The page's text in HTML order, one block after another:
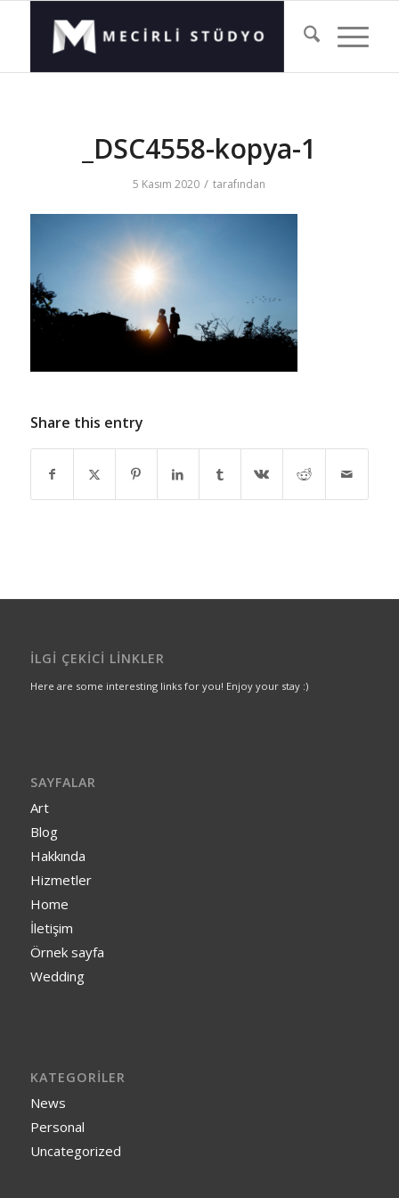
_DSC4558-kopya-1
5 Kasım 2020 / tarafından
Share this entry
İLGI ÇEKICI LINKLER
Here are some interesting links for you! Enjoy your stay :)
SAYFALAR
Art
Blog
Hakkında
Hizmetler
Home
İletişim
Örnek sayfa
Wedding
KATEGORILER
News
Personal
Uncategorized